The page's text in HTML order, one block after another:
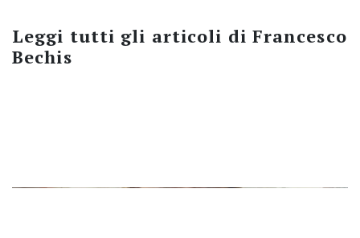
Leggi tutti gli articoli di Francesco
Bechis